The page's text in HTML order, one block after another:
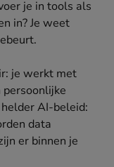
je in tools als
in? Je weet
je werkt met
AI-beleid:
data
er binnen je